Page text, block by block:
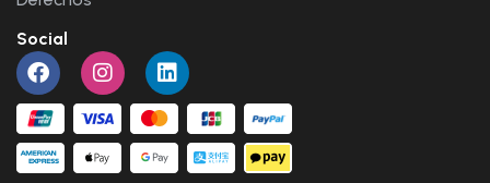
Social